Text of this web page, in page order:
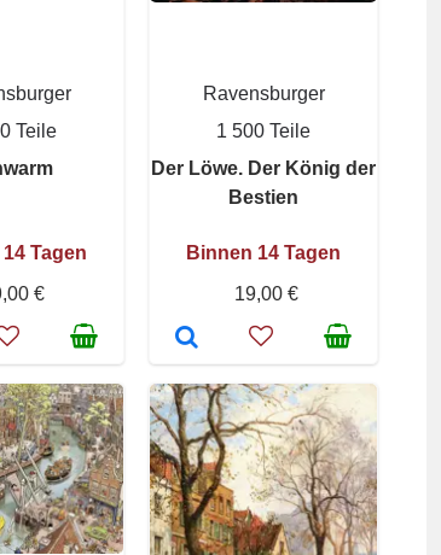
Teile
Tagen
€
Ravensburger
1 500 Teile
Der Löwe. Der König der
Bestien
Binnen 14 Tagen
19,00 €